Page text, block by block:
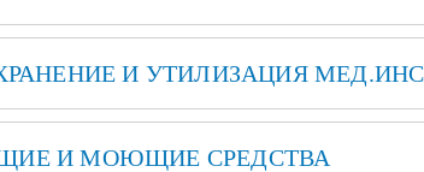
И УТИЛИЗАЦИЯ
И МОЮЩИЕ СРЕДСТВА